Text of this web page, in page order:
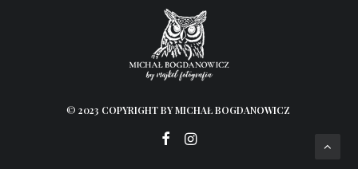
© 2023 COPYRIGHT BY MICHAŁ BOGDANOWICZ